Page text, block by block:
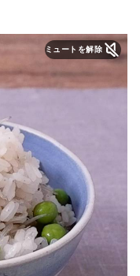
ミュートを解除